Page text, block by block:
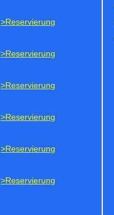
>Reservierung
>Reservierung
>Reservierung
>Reservierung
>Reservierung
>Reservierung